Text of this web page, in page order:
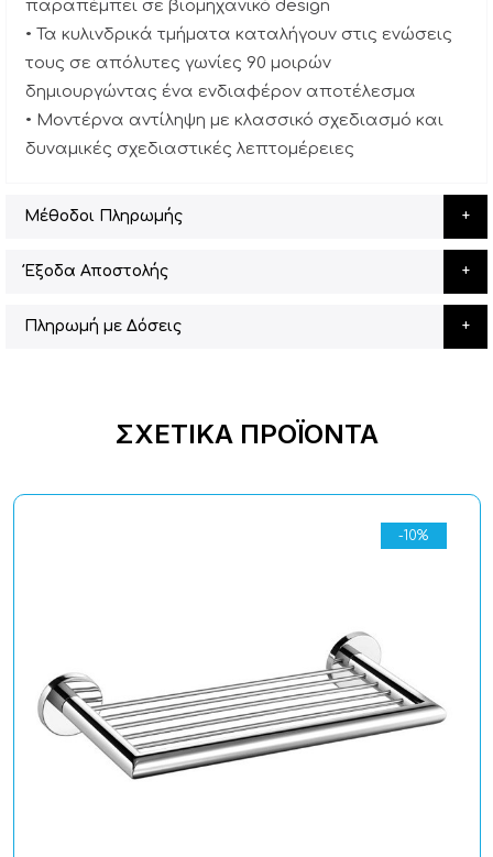
παραπέμπει σε βιομηχανικό design
• Τα κυλινδρικά τμήματα καταλήγουν στις ενώσεις
τους σε απόλυτες γωνίες 90 μοιρών
δημιουργώντας ένα ενδιαφέρον αποτέλεσμα
• Μοντέρνα αντίληψη με κλασσικό σχεδιασμό και
δυναμικές σχεδιαστικές λεπτομέρειες
Μέθοδοι Πληρωμής
Έξοδα Αποστολής
Πληρωμή με Δόσεις
ΣΧΕΤΙΚΆ ΠΡΟΪΌΝΤΑ
-10%